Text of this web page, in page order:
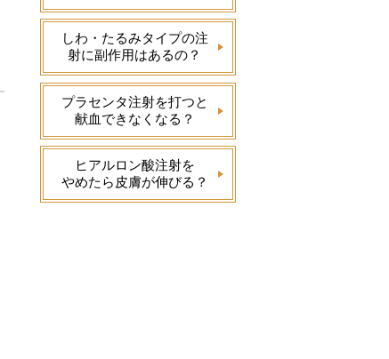
しわ・たるみタイプの注
射に副作用はあるの？
プラセンタ注射を打つと
献血できなくなる？
ヒアルロン酸注射を
やめたら皮膚が伸びる？